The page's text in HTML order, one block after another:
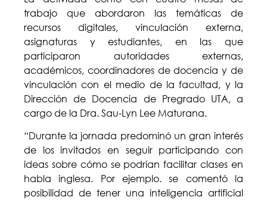
trabajo que abordaron las temáticas de
recursos digitales, vinculación externa,
asignaturas y estudiantes, en las que
participaron autoridades externas,
académicos, coordinadores de docencia y de
vinculación con el medio de la facultad, y la
Dirección de Docencia de Pregrado UTA, a
cargo de la Dra. Sau-Lyn Lee Maturana.
“Durante la jornada predominó un gran interés
de los invitados en seguir participando con
ideas sobre cómo se podrían facilitar clases en
habla inglesa. Por ejemplo. se comentó la
posibilidad de tener una inteligencia artificial